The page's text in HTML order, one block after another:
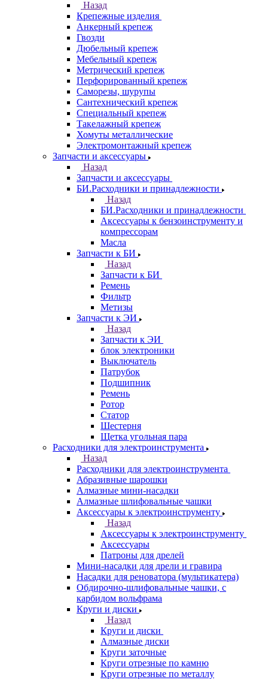
Назад
Крепежные изделия
Анкерный крепеж
Гвозди
Дюбельный крепеж
Мебельный крепеж
Метрический крепеж
Перфорированный крепеж
Саморезы, шурупы
Сантехнический крепеж
Специальный крепеж
Такелажный крепеж
Хомуты металлические
Электромонтажный крепеж
Запчасти и аксессуары
Назад
Запчасти и аксессуары
БИ.Расходники и принадлежности
Назад
БИ.Расходники и принадлежности
Аксессуары к бензоинструменту и
компрессорам
Масла
Запчасти к БИ
Назад
Запчасти к БИ
Ремень
Фильтр
Метизы
Запчасти к ЭИ
Назад
Запчасти к ЭИ
блок электроники
Выключатель
Патрубок
Подшипник
Ремень
Ротор
Статор
Шестерня
Щетка угольная пара
Расходники для электроинструмента
Назад
Расходники для электроинструмента
Абразивные шарошки
Алмазные мини-насадки
Алмазные шлифовальные чашки
Аксессуары к электроинструменту
Назад
Аксессуары к электроинструменту
Аксессуары
Патроны для дрелей
Мини-насадки для дрели и гравира
Насадки для реноватора (мультикатера)
Обдирочно-шлифовальные чашки, с
карбидом вольфрама
Круги и диски
Назад
Круги и диски
Алмазные диски
Круги заточные
Круги отрезные по камню
Круги отрезные по металлу